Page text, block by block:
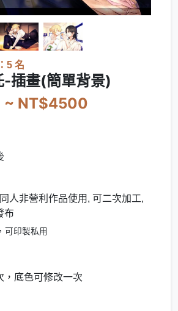
5 名
-插畫(簡單背景)
~ NT$4500
人非營利作品使用, 可二次加工,
布
可印製私用
，底色可修改一次